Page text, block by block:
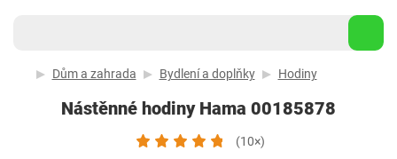
Dům a zahrada Bydlení a doplňky Hodiny
Nástěnné hodiny Hama 00185878
(10×)